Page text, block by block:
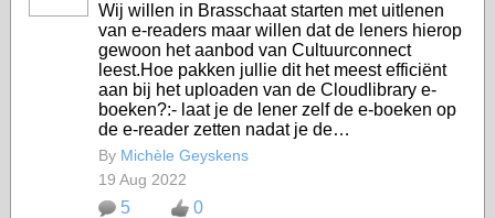
Wij willen in Brasschaat starten met uitlenen
van e-readers maar willen dat de leners hierop
gewoon het aanbod van Cultuurconnect
leest.Hoe pakken jullie dit het meest efficiënt
aan bij het uploaden van de Cloudlibrary e-
boeken?:- laat je de lener zelf de e-boeken op
de e-reader zetten nadat je de…
By Michèle Geyskens
19 Aug 2022
5 0